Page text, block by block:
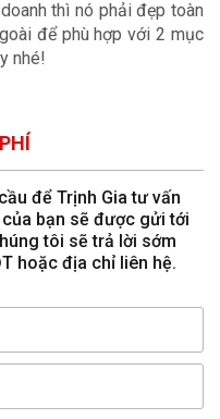
thì nó phải đẹp toàn
để phù hợp với 2 mục
nhé!
để Trịnh Gia tư vấn
bạn sẽ được gửi tới
tôi sẽ trả lời sớm
hoặc địa chỉ liên hệ.